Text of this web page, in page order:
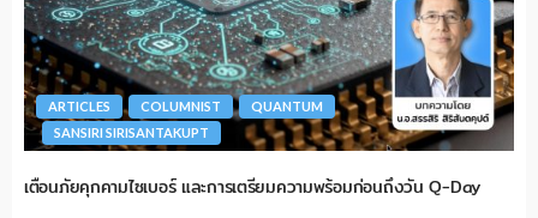
ARTICLES COLUMNIST
QUANTUM
SANSIRI SIRISANTAKUPT
เตือนภัยคุกคามไซเบอร์ และการเตรียมความพร้อมก่อนถึงวัน Q-Day